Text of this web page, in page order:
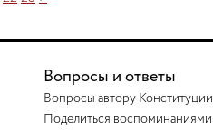
Вопросы и ответы
Вопросы автору Конституции
Поделиться воспоминаниями